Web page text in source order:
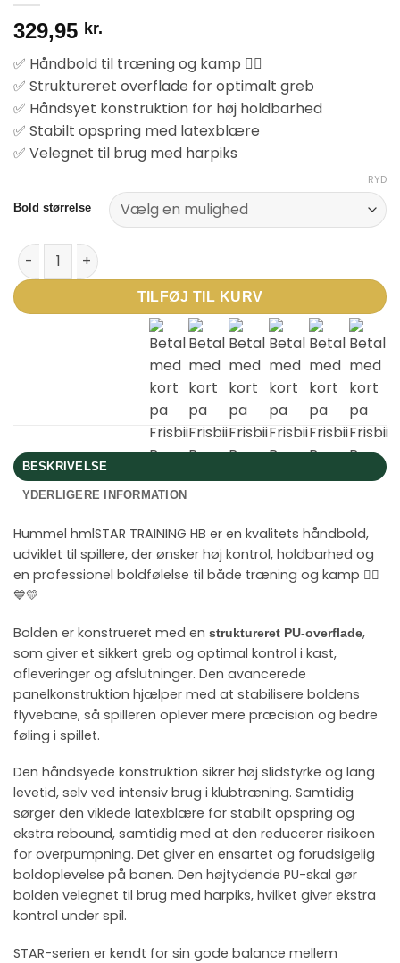
329,95 kr.
✅ Håndbold til træning og kamp 🤾‍♂️
✅ Struktureret overflade for optimalt greb
✅ Håndsyet konstruktion for høj holdbarhed
✅ Stabilt opspring med latexblære
✅ Velegnet til brug med harpiks
Bold størrelse
RYD
Hummel hmlSTAR TRAINING HB – Håndbold antal
TILFØJ TIL KURV
BESKRIVELSE
YDERLIGERE INFORMATION
Hummel hmlSTAR TRAINING HB er en kvalitets håndbold,
udviklet til spillere, der ønsker høj kontrol, holdbarhed og
en professionel boldfølelse til både træning og kamp 🤾‍♂️
💙💛
Bolden er konstrueret med en struktureret PU-overflade,
som giver et sikkert greb og optimal kontrol i kast,
afleveringer og afslutninger. Den avancerede
panelkonstruktion hjælper med at stabilisere boldens
flyvebane, så spilleren oplever mere præcision og bedre
føling i spillet.
Den håndsyede konstruktion sikrer høj slidstyrke og lang
levetid, selv ved intensiv brug i klubtræning. Samtidig
sørger den viklede latexblære for stabilt opspring og
ekstra rebound, samtidig med at den reducerer risikoen
for overpumpning. Det giver en ensartet og forudsigelig
boldoplevelse på banen. Den højtydende PU-skal gør
bolden velegnet til brug med harpiks, hvilket giver ekstra
kontrol under spil.
STAR-serien er kendt for sin gode balance mellem